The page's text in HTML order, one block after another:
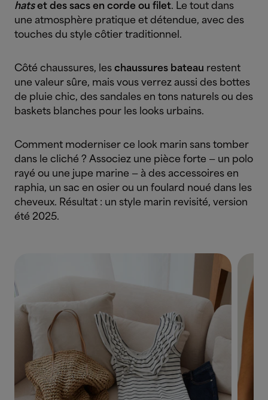
hatset des sacs en corde ou filet. Le tout dans
une atmosphère pratique et détendue, avec des
touches du style côtier traditionnel.
Côté chaussures, les chaussures bateau restent
une valeur sûre, mais vous verrez aussi des bottes
de pluie chic, des sandales en tons naturels ou des
baskets blanches pour les looks urbains.
Comment moderniser ce look marin sans tomber
dans le cliché ? Associez une pièce forte — un polo
rayé ou une jupe marine — à des accessoires en
raphia, un sac en osier ou un foulard noué dans les
cheveux. Résultat : un style marin revisité, version
été 2025.